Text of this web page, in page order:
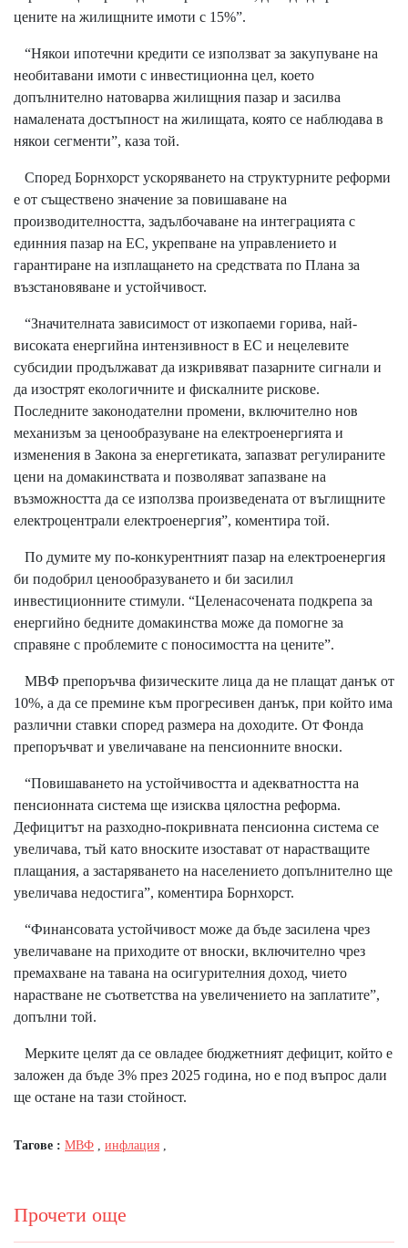
цените на жилищните имоти с 15%”.
“Някои ипотечни кредити се използват за закупуване на
необитавани имоти с инвестиционна цел, което
допълнително натоварва жилищния пазар и засилва
намалената достъпност на жилищата, която се наблюдава в
някои сегменти”, каза той.
Според Борнхорст ускоряването на структурните реформи
е от съществено значение за повишаване на
производителността, задълбочаване на интеграцията с
единния пазар на ЕС, укрепване на управлението и
гарантиране на изплащането на средствата по Плана за
възстановяване и устойчивост.
“Значителната зависимост от изкопаеми горива, най-
високата енергийна интензивност в ЕС и нецелевите
субсидии продължават да изкривяват пазарните сигнали и
да изострят екологичните и фискалните рискове.
Последните законодателни промени, включително нов
механизъм за ценообразуване на електроенергията и
изменения в Закона за енергетиката, запазват регулираните
цени на домакинствата и позволяват запазване на
възможността да се използва произведената от въглищните
електроцентрали електроенергия”, коментира той.
По думите му по-конкурентният пазар на електроенергия
би подобрил ценообразуването и би засилил
инвестиционните стимули. “Целенасочената подкрепа за
енергийно бедните домакинства може да помогне за
справяне с проблемите с поносимостта на цените”.
МВФ препоръчва физическите лица да не плащат данък от
10%, а да се премине към прогресивен данък, при който има
различни ставки според размера на доходите. От Фонда
препоръчват и увеличаване на пенсионните вноски.
“Повишаването на устойчивостта и адекватността на
пенсионната система ще изисква цялостна реформа.
Дефицитът на разходно-покривната пенсионна система се
увеличава, тъй като вноските изостават от нарастващите
плащания, а застаряването на населението допълнително ще
увеличава недостига”, коментира Борнхорст.
“Финансовата устойчивост може да бъде засилена чрез
увеличаване на приходите от вноски, включително чрез
премахване на тавана на осигурителния доход, чието
нарастване не съответства на увеличението на заплатите”,
допълни той.
Мерките целят да се овладее бюджетният дефицит, който е
заложен да бъде 3% през 2025 година, но е под въпрос дали
ще остане на тази стойност.
Тагове : МВФ инфлация
Прочети още